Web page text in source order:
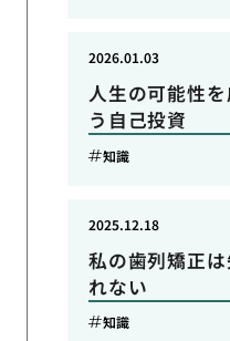
人生の可能性
う自己投資
2026.01.03
知識
私の歯列矯正
れない
2025.12.18
知識